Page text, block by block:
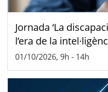
Jornada ‘La
l’era de la
01/10/2026, 9h - 14h